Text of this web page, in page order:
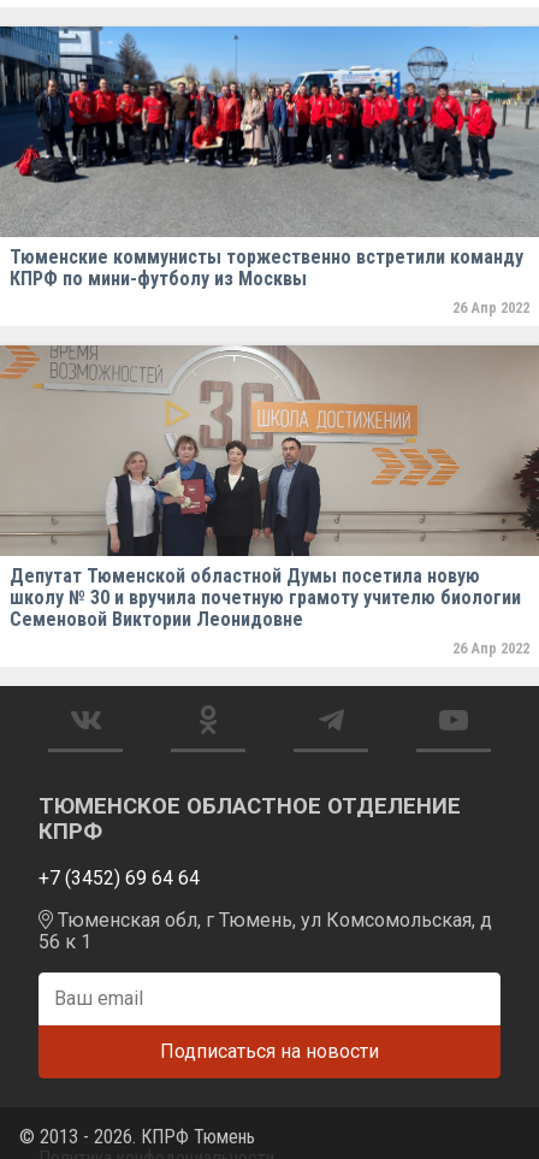
Тюменские коммунисты торжественно встретили команду
КПРФ по мини-футболу из Москвы
26 Апр 2022
Депутат Тюменской областной Думы посетила новую
школу № 30 и вручила почетную грамоту учителю биологии
Семеновой Виктории Леонидовне
26 Апр 2022
ТЮМЕНСКОЕ ОБЛАСТНОЕ ОТДЕЛЕНИЕ
КПРФ
+7 (3452) 69 64 64
Тюменская обл, г Тюмень, ул Комсомольская, д
56 к 1
© 2013 - 2026. КПРФ Тюмень